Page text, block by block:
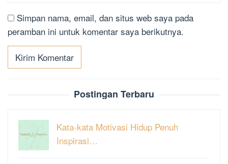
Simpan nama, email, dan situs web saya pada
peramban ini untuk komentar saya berikutnya.
Postingan Terbaru
Kata-kata Motivasi Hidup Penuh
Inspirasi…